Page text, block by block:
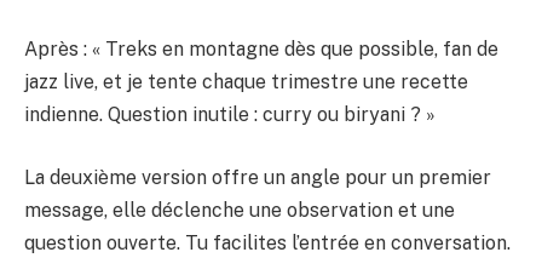
Après : « Treks en montagne dès que possible, fan de
jazz live, et je tente chaque trimestre une recette
indienne. Question inutile : curry ou biryani ? »
La deuxième version offre un angle pour un premier
message, elle déclenche une observation et une
question ouverte. Tu facilites l’entrée en conversation.